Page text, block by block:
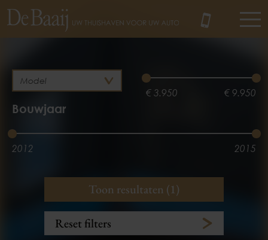
€ 3.950 € 9.950
Bouwjaar
2012 2015
3.100 km 134.358 km
Toon resultaten (1)
Reset filters